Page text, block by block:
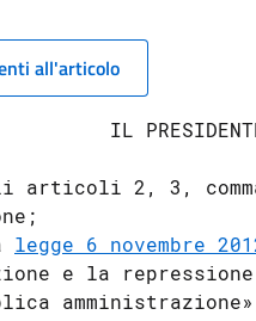
all'articolo
IL
articoli 2, 3,
legge 6 novembre
e la